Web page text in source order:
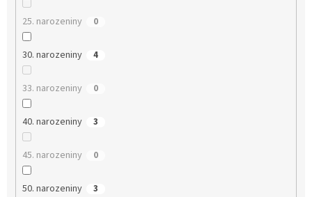
25. narozeniny 0
30. narozeniny 4
33. narozeniny 0
40. narozeniny 3
45. narozeniny 0
50. narozeniny 3